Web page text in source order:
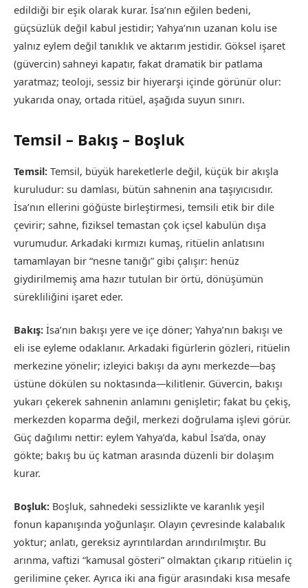
edildiği bir eşik olarak kurar. İsa’nın eğilen bedeni,
güçsüzlük değil kabul jestidir; Yahya’nın uzanan kolu ise
yalnız eylem değil tanıklık ve aktarım jestidir. Göksel işaret
(güvercin) sahneyi kapatır, fakat dramatik bir patlama
yaratmaz; teoloji, sessiz bir hiyerarşi içinde görünür olur:
yukarıda onay, ortada ritüel, aşağıda suyun sınırı.
Temsil – Bakış – Boşluk
Temsil: Temsil, büyük hareketlerle değil, küçük bir akışla
kuruludur: su damlası, bütün sahnenin ana taşıyıcısıdır.
İsa’nın ellerini göğüste birleştirmesi, temsili etik bir dile
çevirir; sahne, fiziksel temastan çok içsel kabulün dışa
vurumudur. Arkadaki kırmızı kumaş, ritüelin anlatısını
tamamlayan bir “nesne tanığı” gibi çalışır: henüz
giydirilmemiş ama hazır tutulan bir örtü, dönüşümün
sürekliliğini işaret eder.
Bakış: İsa’nın bakışı yere ve içe döner; Yahya’nın bakışı ve
eli ise eyleme odaklanır. Arkadaki figürlerin gözleri, ritüelin
merkezine yönelir; izleyici bakışı da aynı merkezde—baş
üstüne dökülen su noktasında—kilitlenir. Güvercin, bakışı
yukarı çekerek sahnenin anlamını genişletir; fakat bu çekiş,
merkezden koparma değil, merkezi doğrulama işlevi görür.
Güç dağılımı nettir: eylem Yahya’da, kabul İsa’da, onay
gökte; bakış bu üç katman arasında düzenli bir dolaşım
kurar.
Boşluk: Boşluk, sahnedeki sessizlikte ve karanlık yeşil
fonun kapanışında yoğunlaşır. Olayın çevresinde kalabalık
yoktur; anlatı, gereksiz ayrıntılardan arındırılmıştır. Bu
arınma, vaftizi “kamusal gösteri” olmaktan çıkarıp ritüelin iç
gerilimine çeker. Ayrıca iki ana figür arasındaki kısa mesafe